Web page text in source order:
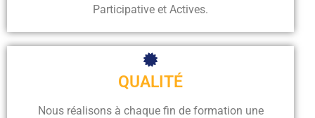
Participative et Actives.
QUALITÉ
Nous réalisons à chaque fin de formation une